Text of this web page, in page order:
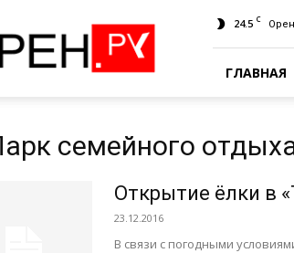
24.5 C
ГЛАВНАЯ
семейного
Открытие ёлки в
23.12.2016
В связи с погодными